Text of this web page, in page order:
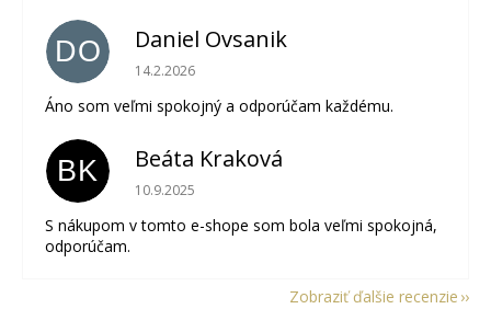
DO Daniel Ovsanik
Hodnotenie obchodu je 5 z 5 hviezdičiek.
14.2.2026
Áno som veľmi spokojný a odporúčam každému.
BK Beáta Kraková
Hodnotenie obchodu je 5 z 5 hviezdičiek.
10.9.2025
S nákupom v tomto e-shope som bola veľmi spokojná,
odporúčam.
Zobraziť ďalšie recenzie